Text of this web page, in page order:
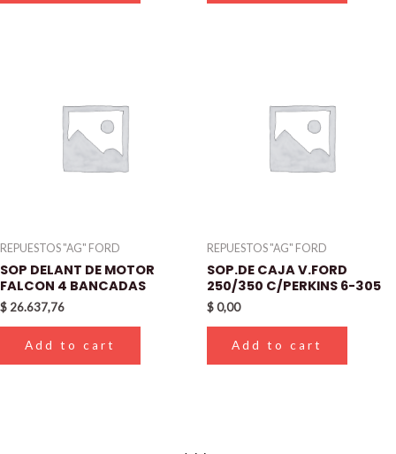
REPUESTOS "AG" FORD
SOP DELANT DE MOTOR
FALCON 4 BANCADAS
$ 26.637,76
Add to cart
REPUESTOS "AG" FORD
SOP.DE CAJA V.FORD
250/350 C/PERKINS 6-305
$0,00
Add to cart